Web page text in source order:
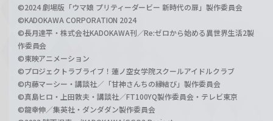
©2024 劇場版「ウマ娘 プリティーダービー 新時代の扉」製作委員会
©KADOKAWA CORPORATION 2024
©長月達平・株式会社KADOKAWA刊／Re:ゼロから始める異世界生活2製
作委員会
©東映アニメーション
©プロジェクトラブライブ！蓮ノ空女学院スクールアイドルクラブ
©内藤マーシー・講談社／「甘神さんちの縁結び」製作委員会
©真島ヒロ・上田敦夫・講談社／FT100YQ製作委員会・テレビ東京
©龍幸伸／集英社・ダンダダン製作委員会